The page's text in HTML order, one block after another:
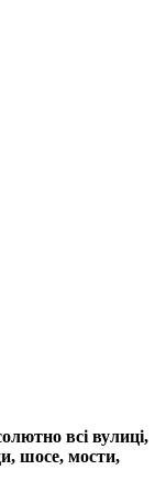
всі вулиці,
шосе, мости,